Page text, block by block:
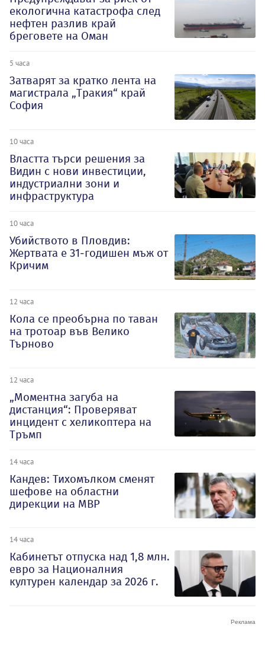
екологична катастрофа след
нефтен разлив край
бреговете на Оман
5 часа
Затварят за кратко лента на
магистрала „Тракия“ край
София
10 часа
Властта търси решения за
Видин с нови инвестиции,
индустриални зони и
инфраструктура
10 часа
Убийството в Пловдив:
Жертвата е 31-годишен мъж от
Кричим
12 часа
Кола се преобърна по таван
на тротоар във Велико
Търново
12 часа
„Моментна загуба на
дистанция“: Проверяват
инцидент с хеликоптера на
Тръмп
14 часа
Кандев: Тихомълком сменят
шефове на областни
дирекции на МВР
14 часа
Кабинетът отпуска над 1,8 млн.
евро за Националния
културен календар за 2026 г.